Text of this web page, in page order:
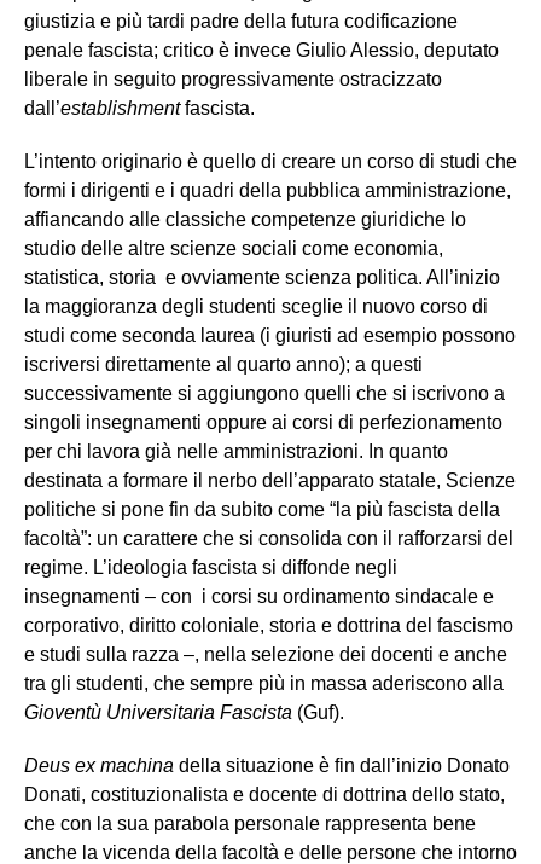
giustizia e più tardi padre della futura codificazione
penale fascista; critico è invece Giulio Alessio, deputato
liberale in seguito progressivamente ostracizzato
dall’establishmentfascista.
L’intento originario è quello di creare un corso di studi che
formi i dirigenti e i quadri della pubblica amministrazione,
affiancando alle classiche competenze giuridiche lo
studio delle altre scienze sociali come economia,
statistica, storia e ovviamente scienza politica. All’inizio
la maggioranza degli studenti sceglie il nuovo corso di
studi come seconda laurea (i giuristi ad esempio possono
iscriversi direttamente al quarto anno); a questi
successivamente si aggiungono quelli che si iscrivono a
singoli insegnamenti oppure ai corsi di perfezionamento
per chi lavora già nelle amministrazioni. In quanto
destinata a formare il nerbo dell’apparato statale, Scienze
politiche si pone fin da subito come “la più fascista della
facoltà”: un carattere che si consolida con il rafforzarsi del
regime. L’ideologia fascista si diffonde negli
insegnamenti – con i corsi su ordinamento sindacale e
corporativo, diritto coloniale, storia e dottrina del fascismo
e studi sulla razza –, nella selezione dei docenti e anche
tra gli studenti, che sempre più in massa aderiscono alla
Gioventù Universitaria Fascista (Guf).
Deus ex machina della situazione è fin dall’inizio Donato
Donati, costituzionalista e docente di dottrina dello stato,
che con la sua parabola personale rappresenta bene
anche la vicenda della facoltà e delle persone che intorno